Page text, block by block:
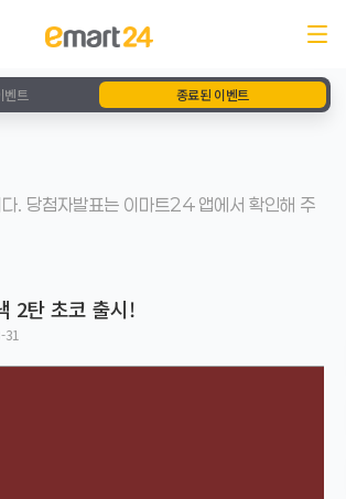
벤트 종료된 이벤트
. 당첨자발표는 이마트24 앱에서 확인해 주
2탄 초코 출시!